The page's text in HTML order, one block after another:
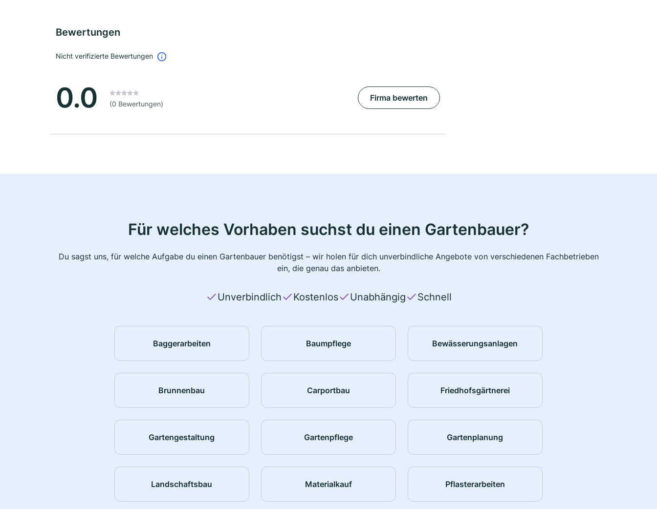
Bewertungen
Nicht verifizierte Bewertungen
0.0 (0 Bewertungen)
Firma bewerten
Für welches Vorhaben suchst du einen Gartenbauer?
Du sagst uns, für welche Aufgabe du einen Gartenbauer benötigst – wir holen für dich unverbindliche Angebote von verschiedenen Fachbetrieben
ein, die genau das anbieten.
Unverbindlich Kostenlos Unabhängig Schnell
Baggerarbeiten Baumpflege Bewässerungsanlagen
Brunnenbau Carportbau Friedhofsgärtnerei
Gartengestaltung Gartenpflege Gartenplanung
Landschaftsbau Materialkauf Pflasterarbeiten